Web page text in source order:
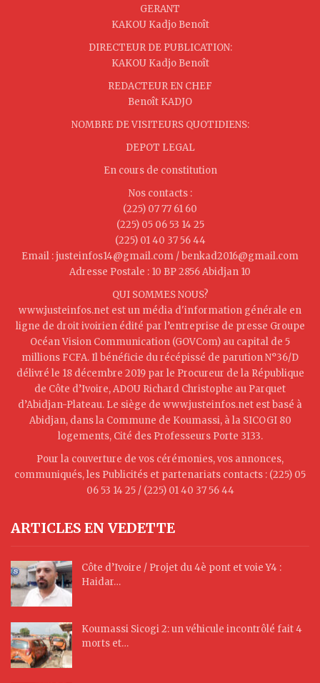
GERANT
KAKOU Kadjo Benoît
DIRECTEUR DE PUBLICATION:
KAKOU Kadjo Benoît
REDACTEUR EN CHEF
Benoît KADJO
NOMBRE DE VISITEURS QUOTIDIENS:
DEPOT LEGAL
En cours de constitution
Nos contacts :
(225) 07 77 61 60
(225) 05 06 53 14 25
(225) 01 40 37 56 44
Email : justeinfos14@gmail.com / benkad2016@gmail.com
Adresse Postale : 10 BP 2856 Abidjan 10
QUI SOMMES NOUS?
www.justeinfos.net est un média d'information générale en
ligne de droit ivoirien édité par l’entreprise de presse Groupe
Océan Vision Communication (GOVCom) au capital de 5
millions FCFA. Il bénéficie du récépissé de parution N°36/D
délivré le 18 décembre 2019 par le Procureur de la République
de Côte d’Ivoire, ADOU Richard Christophe au Parquet
d’Abidjan-Plateau. Le siège de www.justeinfos.net est basé à
Abidjan, dans la Commune de Koumassi, à la SICOGI 80
logements, Cité des Professeurs Porte 3133.
Pour la couverture de vos cérémonies, vos annonces,
communiqués, les Publicités et partenariats contacts : (225) 05
06 53 14 25 / (225) 01 40 37 56 44
ARTICLES EN VEDETTE
Côte d’Ivoire / Projet du 4è pont et voie Y4 :
Haidar…
Koumassi Sicogi 2: un véhicule incontrôlé fait 4
morts et…